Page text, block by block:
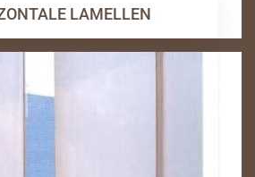
LAMELLEN